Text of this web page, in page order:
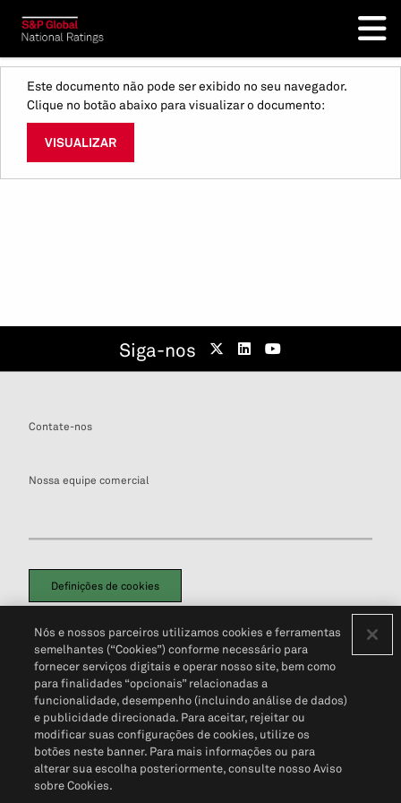
Este documento não pode ser exibido no seu navegador.
Clique no botão abaixo para visualizar o documento:
VISUALIZAR
Siga-nos
Contate-nos
Nossa equipe comercial
Definições de cookies
Política de PrivacidadePortal de privacidade do cliente (em inglês)
Não Venda Minhas Informações Pessoais© 2026 S&P Global
Nós e nossos parceiros utilizamos cookies e ferramentas
semelhantes (“Cookies”) conforme necessário para
fornecer serviços digitais e operar nosso site, bem como
para finalidades “opcionais” relacionadas a
funcionalidade, desempenho (incluindo análise de dados)
e publicidade direcionada. Para aceitar, rejeitar ou
modificar suas configurações de cookies, utilize os
botões neste banner. Para mais informações ou para
alterar sua escolha posteriormente, consulte nosso Aviso
sobre Cookies.